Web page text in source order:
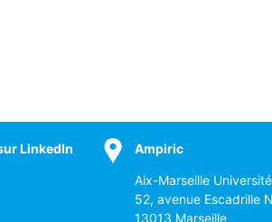
LinkedIn Ampiric
Aix-Marseille
52, avenue Escadrille
13013 Marseille